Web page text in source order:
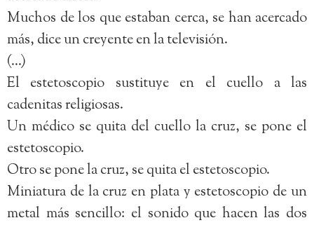
Muchos de los que estaban cerca, se han acercado
más, dice un creyente en la televisión.
(…)
El estetoscopio sustituye en el cuello a las
cadenitas religiosas.
Un médico se quita del cuello la cruz, se pone el
estetoscopio.
Otro se pone la cruz, se quita el estetoscopio.
Miniatura de la cruz en plata y estetoscopio de un
metal más sencillo: el sonido que hacen las dos